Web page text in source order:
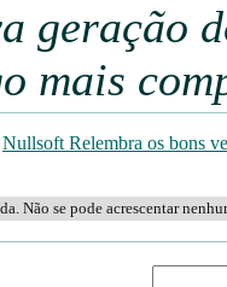
geração
mais
Nullsoft Relembra os bons
Não se pode acrescentar